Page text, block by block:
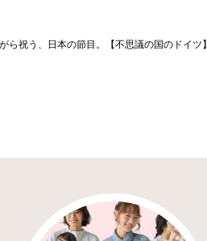
ら祝う、日本の節目。【不思議の国のドイツ】